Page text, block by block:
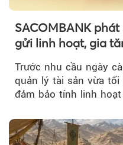
SACOMBANK
gửi linh hoạt, gia
nguồn vốn cho
Trước nhu cầu ngày
quản lý tài sản vừa
đảm bảo tính linh